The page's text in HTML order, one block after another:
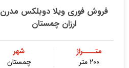
فروش فوری ویلا دوبلکس مدرن
ارزان چمستان
متــــراژ
۲۰۰ متر
شهر
چمستان